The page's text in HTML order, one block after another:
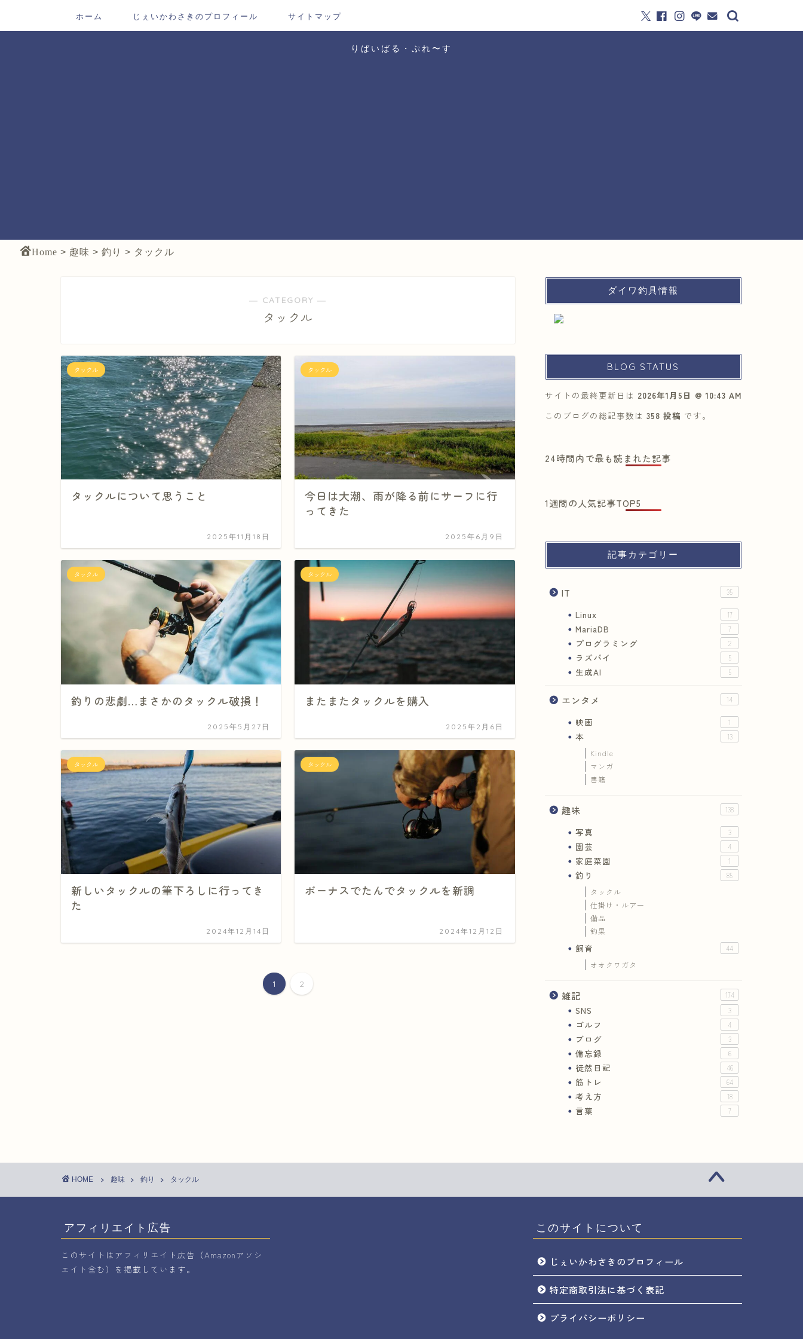
ホーム じぇいかわさきのプロフィール サイトマップ
りばいばる・ぷれ〜す
Home > 趣味 > 釣り > タックル
― CATEGORY ―
タックル
タックル
タックルについて思うこと
2025年11月18日
タックル
今日は大潮、雨が降る前にサーフに行
ってきた
2025年6月9日
タックル
釣りの悲劇…まさかのタックル破損！
2025年5月27日
タックル
またまたタックルを購入
2025年2月6日
タックル
新しいタックルの筆下ろしに行ってき
た
2024年12月14日
タックル
ボーナスでたんでタックルを新調
2024年12月12日
1 2
ダイワ釣具情報
BLOG STATUS
サイトの最終更新日は 2026年1月5日 @ 10:43 AM
このブログの総記事数は 358 投稿 です。
24時間内で最も読まれた記事
1週間の人気記事TOP5
記事カテゴリー
IT 35
Linux 17
MariaDB 7
プログラミング 2
ラズパイ 5
生成AI 5
エンタメ 14
映画 1
本 13
Kindle
マンガ
書籍
趣味 138
写真 3
園芸 4
家庭菜園 1
釣り 85
タックル
仕掛け・ルアー
備品
釣果
飼育 44
オオクワガタ
雑記 174
SNS 3
ゴルフ 4
ブログ 3
備忘録 6
徒然日記 46
筋トレ 64
考え方 18
言葉 7
HOME 趣味 釣り タックル
アフィリエイト広告
このサイトはアフィリエイト広告（Amazonアソシ
エイト含む）を掲載しています。
このサイトについて
じぇいかわさきのプロフィール
特定商取引法に基づく表記
プライバシーポリシー